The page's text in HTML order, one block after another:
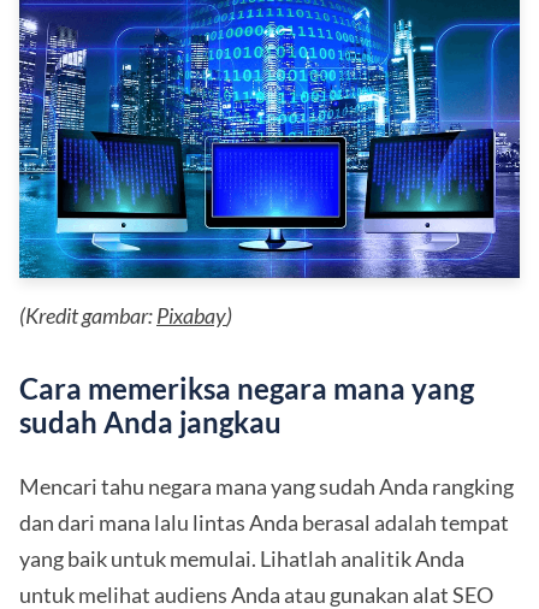
(Kredit gambar:Pixabay)
Cara memeriksa negara mana yang
sudah Anda jangkau
Mencari tahu negara mana yang sudah Anda rangking
dan dari mana lalu lintas Anda berasal adalah tempat
yang baik untuk memulai. Lihatlah analitik Anda
untuk melihat audiens Anda atau gunakan alat SEO